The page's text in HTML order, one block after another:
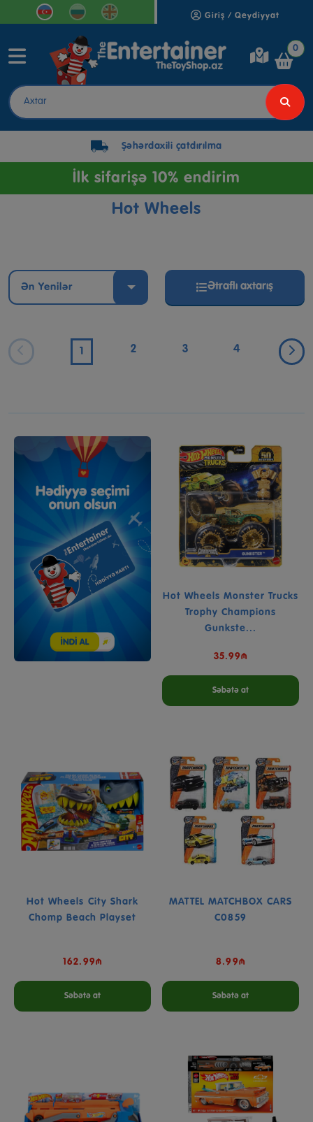
Giriş / Qeydiyyat
0
Şəhərdaxili çatdırılma
İlk sifarişə 10% endirim
Hot Wheels
Ən Yenilər Ətraflı axtarış
1 2 3 4
Hot Wheels Monster Trucks
Trophy Champions
Gunkste...
35.99₼
Səbətə at
Hot Wheels City Shark
Chomp Beach Playset
162.99₼
Səbətə at
MATTEL MATCHBOX CARS
C0859
8.99₼
Səbətə at